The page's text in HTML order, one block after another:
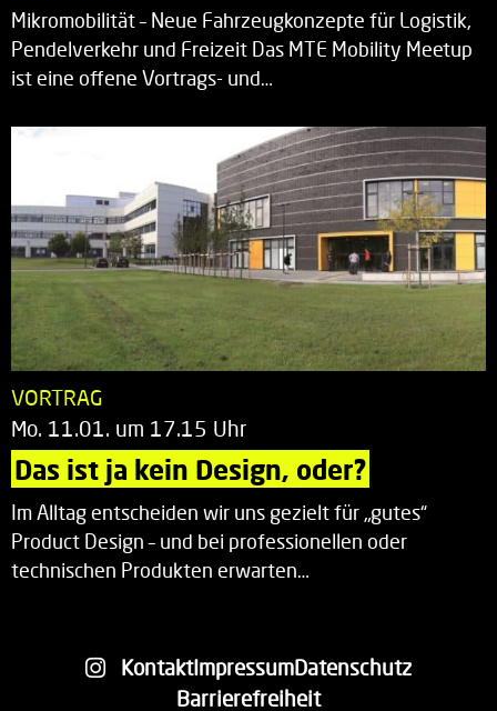
Mikromobilität – Neue Fahrzeugkonzepte für Logistik,
Pendelverkehr und Freizeit Das MTE Mobility Meetup
ist eine offene Vortrags- und…
VORTRAG
Mo. 11.01. um 17.15 Uhr
Das ist ja kein Design, oder?
Im Alltag entscheiden wir uns gezielt für „gutes“
Product Design – und bei professionellen oder
technischen Produkten erwarten…
KontaktImpressumDatenschutz
Barrierefreiheit